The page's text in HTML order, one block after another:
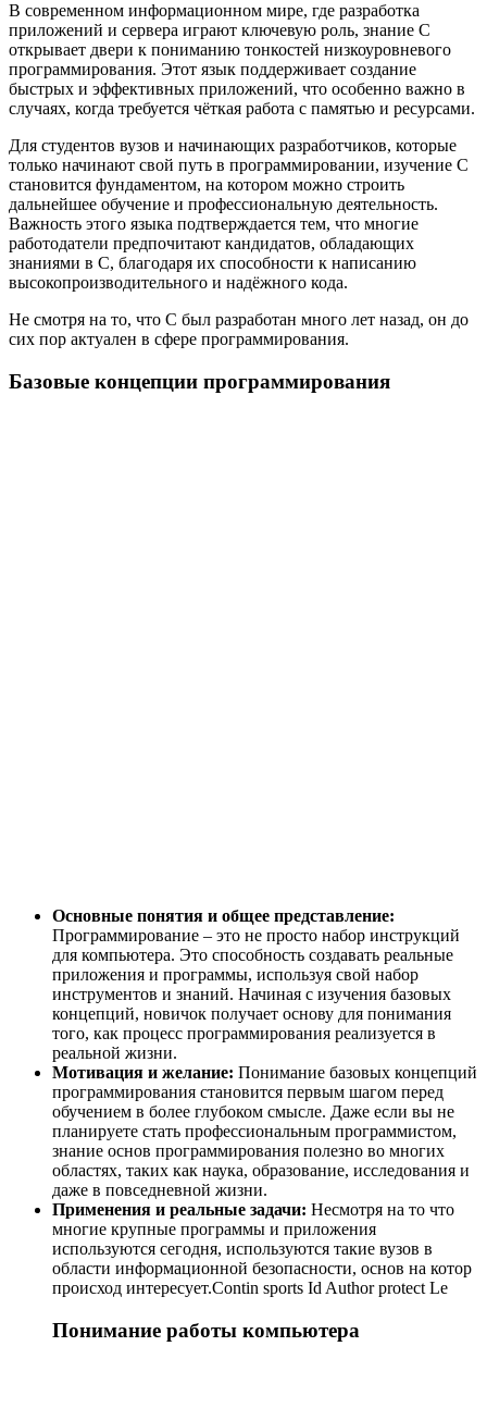
В современном информационном мире, где разработка
приложений и сервера играют ключевую роль, знание C
открывает двери к пониманию тонкостей низкоуровневого
программирования. Этот язык поддерживает создание
быстрых и эффективных приложений, что особенно важно в
случаях, когда требуется чёткая работа с памятью и ресурсами.
Для студентов вузов и начинающих разработчиков, которые
только начинают свой путь в программировании, изучение C
становится фундаментом, на котором можно строить
дальнейшее обучение и профессиональную деятельность.
Важность этого языка подтверждается тем, что многие
работодатели предпочитают кандидатов, обладающих
знаниями в C, благодаря их способности к написанию
высокопроизводительного и надёжного кода.
Не смотря на то, что C был разработан много лет назад, он до
сих пор актуален в сфере программирования.
Базовые концепции программирования
Основные понятия и общее представление:
Программирование – это не просто набор инструкций
для компьютера. Это способность создавать реальные
приложения и программы, используя свой набор
инструментов и знаний. Начиная с изучения базовых
концепций, новичок получает основу для понимания
того, как процесс программирования реализуется в
реальной жизни.
Мотивация и желание: Понимание базовых концепций
программирования становится первым шагом перед
обучением в более глубоком смысле. Даже если вы не
планируете стать профессиональным программистом,
знание основ программирования полезно во многих
областях, таких как наука, образование, исследования и
даже в повседневной жизни.
Применения и реальные задачи: Несмотря на то что
многие крупные программы и приложения
используются сегодня, используются такие вузов в
области информационной безопасности, основ на котор
происход интересует.Contin sports Id Author protect Le
Понимание работы компьютера